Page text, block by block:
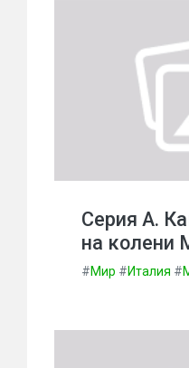
Серия А.
на колени
#Мир #Италия #